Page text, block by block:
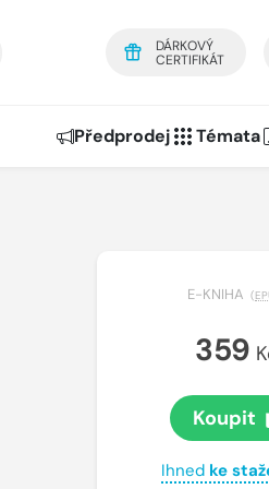
DÁRKOVÝ
CERTIFIKÁT
Předprodej Témata
E-KNIHA (
359
Koupit
Ihned ke